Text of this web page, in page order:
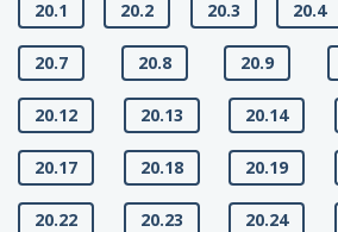
20.1 20.2 20.3 20.4
20.7 20.8 20.9
20.12 20.13 20.14
20.17 20.18 20.19
20.22 20.23 20.24